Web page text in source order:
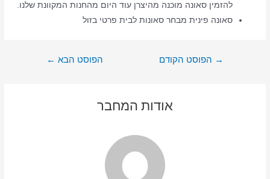
להזמין סאונה מוכנה מהיצרן עוד היום מהחנות המקוונת שלנו.
סאונה פינית מבחר סאונות לבית פרטי בזול
→ הפוסט הקודם הפוסט הבא ←
אודות המחבר